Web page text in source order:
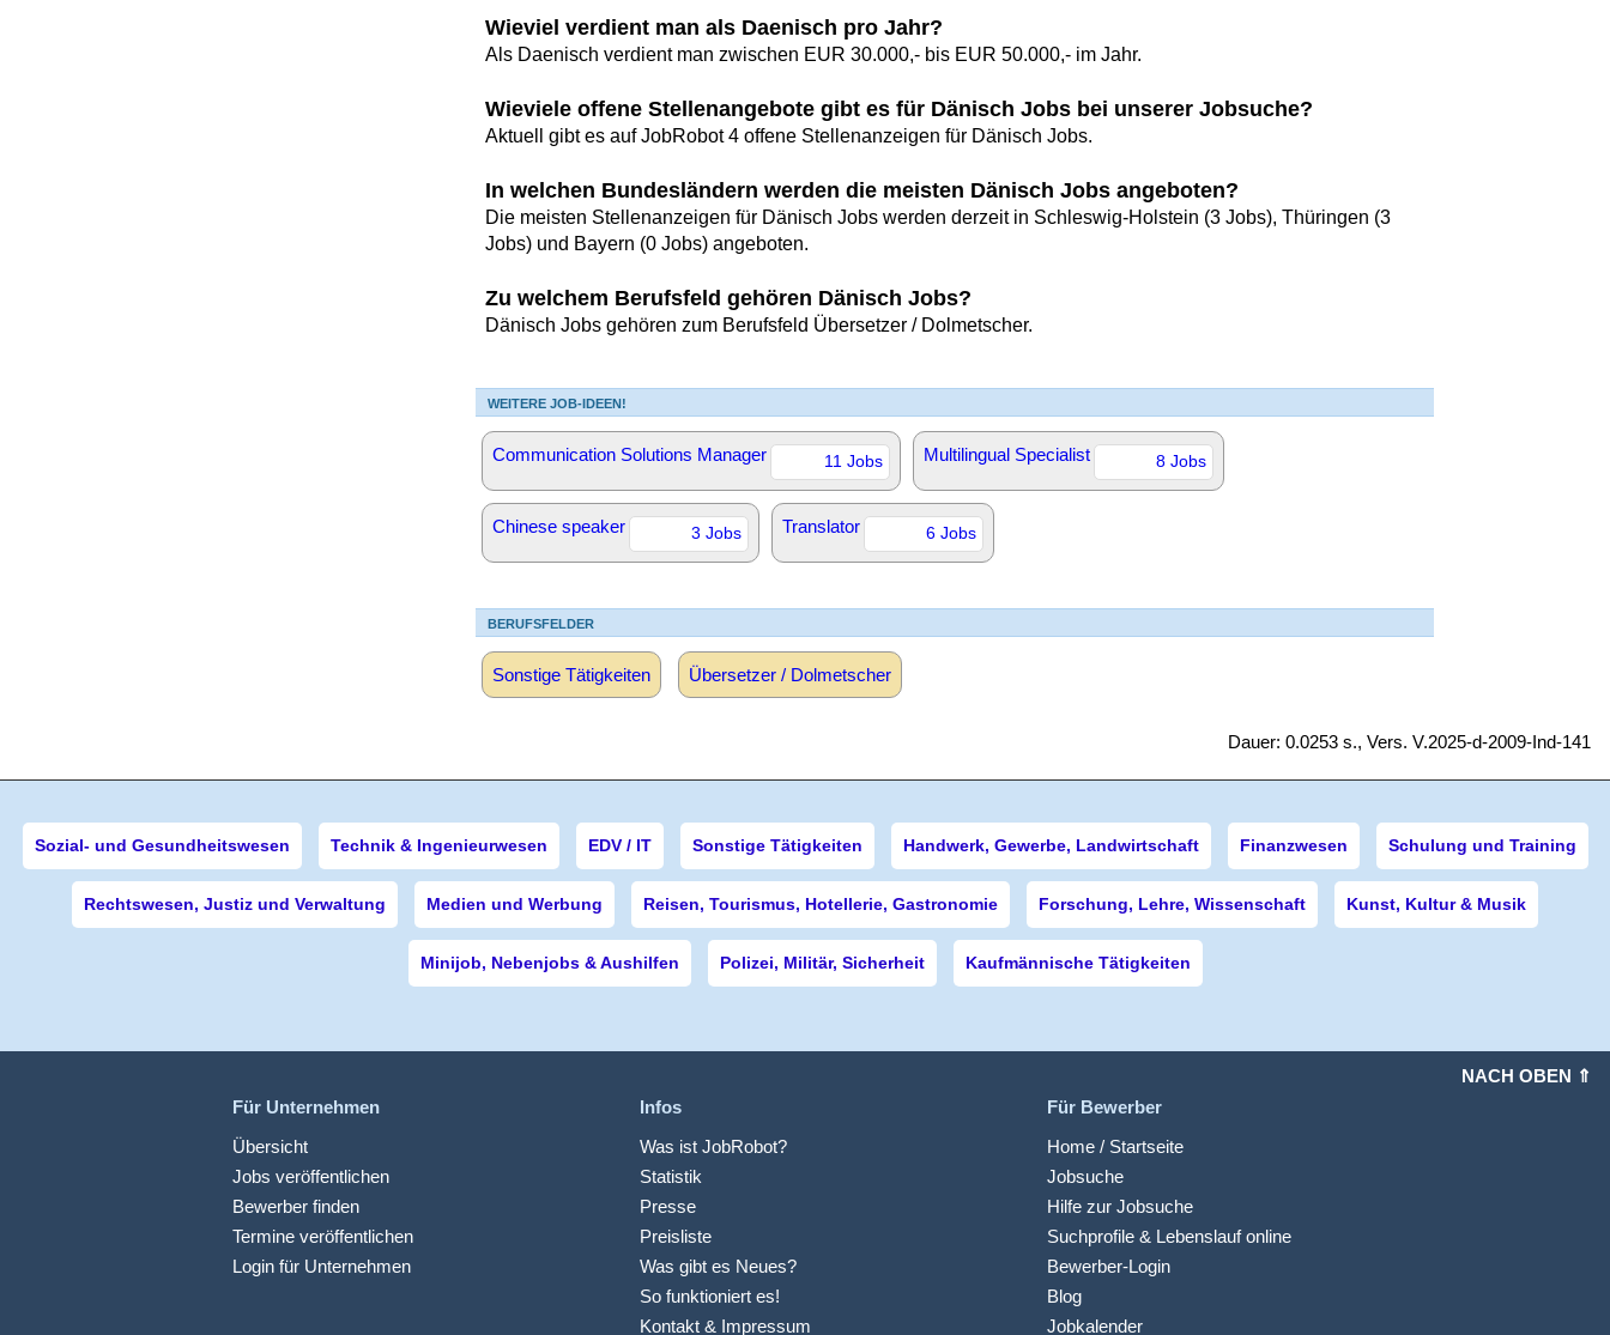
Wieviel verdient man als Daenisch pro Jahr?
Als Daenisch verdient man zwischen EUR 30.000,- bis EUR 50.000,- im Jahr.
Wieviele offene Stellenangebote gibt es für Dänisch Jobs bei unserer Jobsuche?
Aktuell gibt es auf JobRobot 4 offene Stellenanzeigen für Dänisch Jobs.
In welchen Bundesländern werden die meisten Dänisch Jobs angeboten?
Die meisten Stellenanzeigen für Dänisch Jobs werden derzeit in Schleswig-Holstein (3 Jobs), Thüringen (3
Jobs) und Bayern (0 Jobs) angeboten.
Zu welchem Berufsfeld gehören Dänisch Jobs?
Dänisch Jobs gehören zum Berufsfeld Übersetzer / Dolmetscher.
WEITERE JOB-IDEEN!
Communication Solutions Manager 11 Jobs Multilingual Specialist 8 Jobs
Chinese speaker 3 Jobs Translator 6 Jobs
BERUFSFELDER
Sonstige Tätigkeiten Übersetzer / Dolmetscher
Dauer: 0.0253 s., Vers. V.2025-d-2009-Ind-141
Sozial- und Gesundheitswesen Technik & Ingenieurwesen EDV / IT Sonstige Tätigkeiten Handwerk, Gewerbe, Landwirtschaft Finanzwesen Schulung und Training
Rechtswesen, Justiz und Verwaltung Medien und Werbung Reisen, Tourismus, Hotellerie, Gastronomie Forschung, Lehre, Wissenschaft Kunst, Kultur & Musik
Minijob, Nebenjobs & Aushilfen Polizei, Militär, Sicherheit Kaufmännische Tätigkeiten
NACH OBEN ⇑
Für Unternehmen
Übersicht
Jobs veröffentlichen
Bewerber finden
Termine veröffentlichen
Login für Unternehmen
Infos
Was ist JobRobot?
Statistik
Presse
Preisliste
Was gibt es Neues?
So funktioniert es!
Kontakt & Impressum
Für Bewerber
Home / Startseite
Jobsuche
Hilfe zur Jobsuche
Suchprofile & Lebenslauf online
Bewerber-Login
Blog
Jobkalender